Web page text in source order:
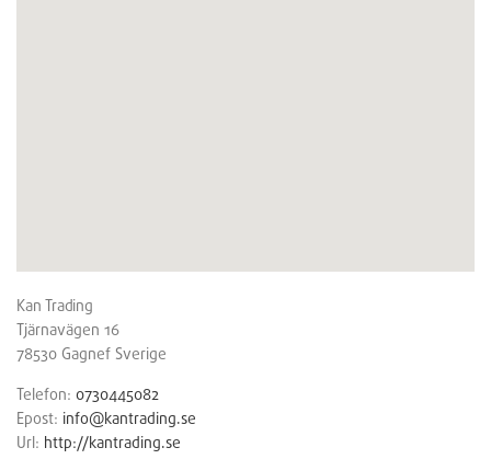
Kan Trading
Tjärnavägen 16
78530 Gagnef Sverige
Telefon: 0730445082
Epost: info@kantrading.se
Url: http://kantrading.se